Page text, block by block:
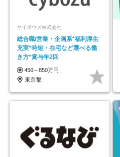
サイボウズ株式会社
総合職/営業・企画系*福利厚生
充実*時短・在宅など選べる働
き方*賞与年2回
450～850万円
東京都